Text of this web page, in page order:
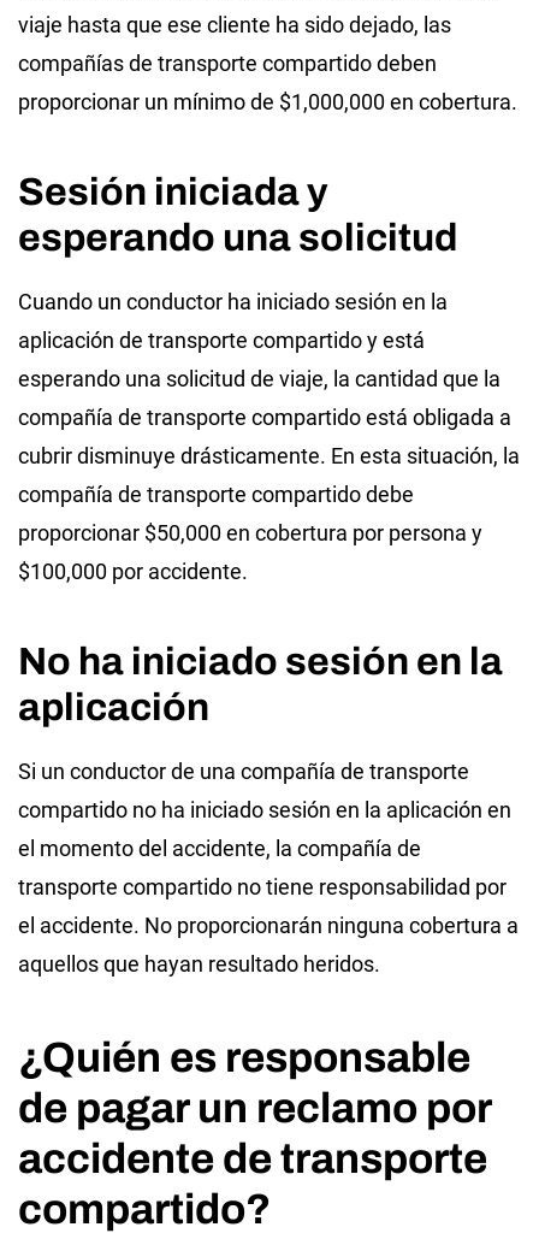
viaje hasta que ese cliente ha sido dejado, las
compañías de transporte compartido deben
proporcionar un mínimo de $1,000,000 en cobertura.
Sesión iniciada y
esperando una solicitud
Cuando un conductor ha iniciado sesión en la
aplicación de transporte compartido y está
esperando una solicitud de viaje, la cantidad que la
compañía de transporte compartido está obligada a
cubrir disminuye drásticamente. En esta situación, la
compañía de transporte compartido debe
proporcionar $50,000 en cobertura por persona y
$100,000 por accidente.
No ha iniciado sesión en la
aplicación
Si un conductor de una compañía de transporte
compartido no ha iniciado sesión en la aplicación en
el momento del accidente, la compañía de
transporte compartido no tiene responsabilidad por
el accidente. No proporcionarán ninguna cobertura a
aquellos que hayan resultado heridos.
¿Quién es responsable
de pagar un reclamo por
accidente de transporte
compartido?